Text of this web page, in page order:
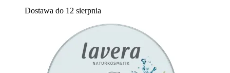
Dostawa do 12 sierpnia